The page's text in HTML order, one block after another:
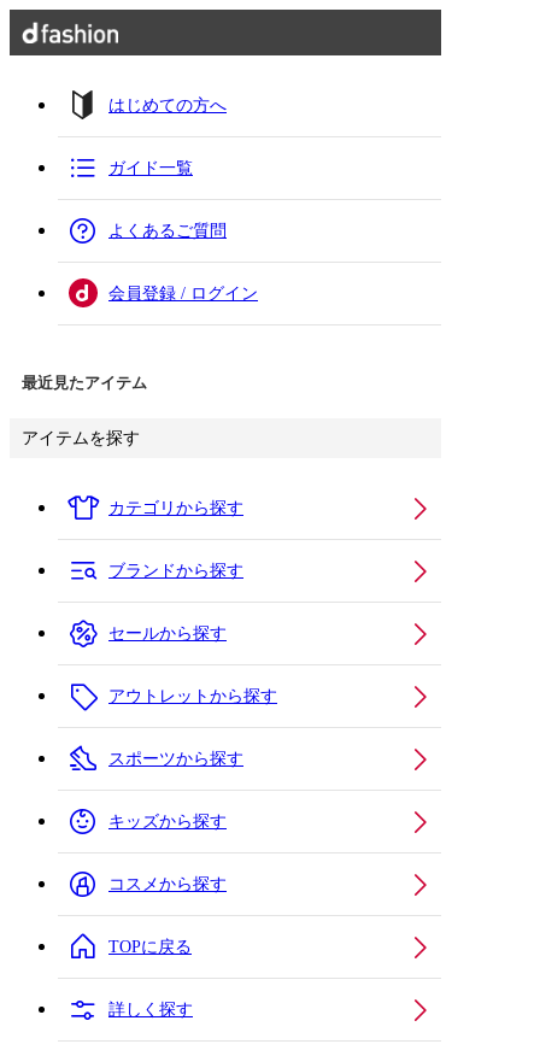
はじめての方へ
ガイド一覧
よくあるご質問
会員登録 / ログイン
最近見たアイテム
アイテムを探す
カテゴリから探す
ブランドから探す
セールから探す
アウトレットから探す
スポーツから探す
キッズから探す
コスメから探す
TOPに戻る
詳しく探す